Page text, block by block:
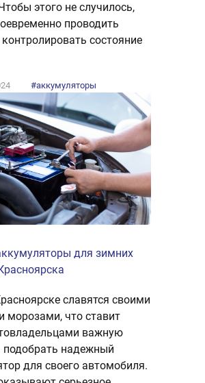
этого не случилось,
проводить
состояние
#аккумуляторы
для зимних
славятся своими
морозами, что ставит
важную
подобрать надежный
для своего автомобиля.